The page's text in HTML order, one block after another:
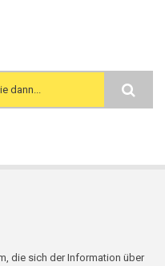
die sich der Information über